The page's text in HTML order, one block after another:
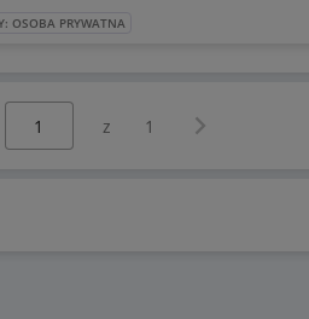
OSOBA PRYWATNA
z 1 Następna strona